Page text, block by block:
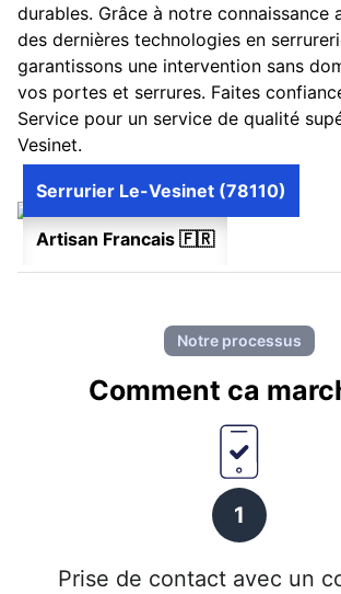
durables. Grâce à notre connaissance
des dernières technologies en
garantissons une intervention sans
vos portes et serrures. Faites
Service pour un service de qualité
Vesinet.
Artisan Francais 🇫🇷
Serrurier Le-Vesinet (78110)
Notre processus
Comment ca
1
Prise de contact avec un